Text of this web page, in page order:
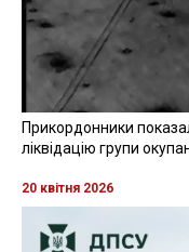
Прикордонники
ліквідацію групи
20 квітня 2026